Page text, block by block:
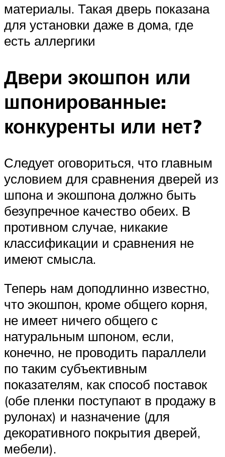
материалы. Такая дверь показана
для установки даже в дома, где
есть аллергики
Двери экошпон или
шпонированные:
конкуренты или нет?
Следует оговориться, что главным
условием для сравнения дверей из
шпона и экошпона должно быть
безупречное качество обеих. В
противном случае, никакие
классификации и сравнения не
имеют смысла.
Теперь нам доподлинно известно,
что экошпон, кроме общего корня,
не имеет ничего общего с
натуральным шпоном, если,
конечно, не проводить параллели
по таким субъективным
показателям, как способ поставок
(обе пленки поступают в продажу в
рулонах) и назначение (для
декоративного покрытия дверей,
мебели).